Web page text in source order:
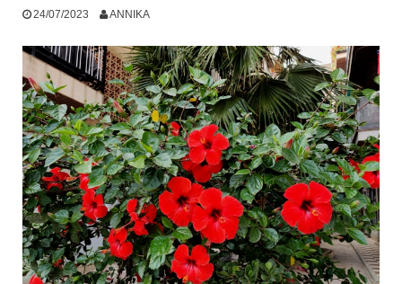
24/07/2023 ANNIKA